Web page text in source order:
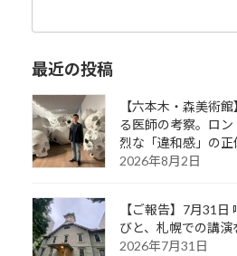
最近の投稿
【六本木・森美術
る医師の考察。ロ
烈な「違和感」の正
2026年8月2日
【ご報告】7月31
びと、札幌での講演
2026年7月31日